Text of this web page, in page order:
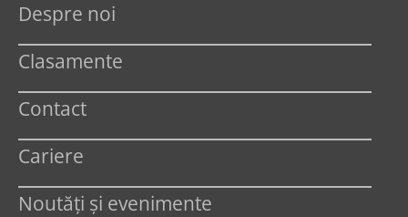
Despre noi
Clasamente
Contact
Cariere
Noutăți și evenimente